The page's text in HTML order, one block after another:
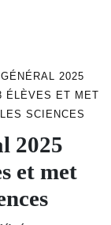
2025
ÉLÈVES ET MET
SCIENCES
2025
et met